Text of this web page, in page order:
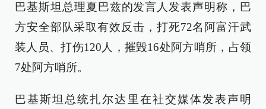
巴基斯坦总理夏巴兹的发言人发表声明称，巴
方安全部队采取有效反击，打死72名阿富汗武
装人员、打伤120人，摧毁16处阿方哨所，占领
7处阿方哨所。
巴基斯坦总统扎尔达里在社交媒体发表声明